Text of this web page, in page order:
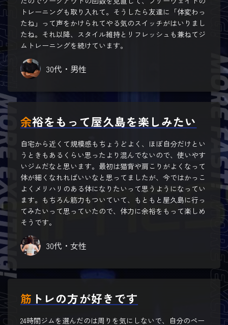
トレーニングも取り入れて。そうしたら友達に「体変わっ
たね」って声をかけられてやる気のスイッチがはいりまし
たね。それ以降、スタイル維持とリフレッシュも兼ねてジ
ムトレーニングを続けています。
30代・男性
余裕をもって屋久島を楽しみたい
自宅から近くて規模感もちょうどよく、ほぼ自分だけとい
うときもあるくらい思ったより混んでないので、使いやす
いジムだなと思います。最初は猫背や肩こりがよくなって
体が細くなれればいいなと思ってましたが、今ではかっこ
よくメリハリのある体になりたいって思うようになってい
ます。もちろん筋力もついていて、もともと屋久島に行っ
てみたいって思っていたので、体力に余裕をもって楽しめ
そうです。
30代・女性
筋トレの方が好きです
24時間ジムを選んだのは周りを気にしないで、自分のペー